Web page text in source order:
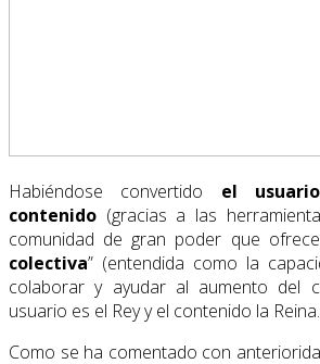
Habiéndose convertido el
contenido (gracias a las
comunidad de gran poder que
colectiva” (entendida como la
colaborar y ayudar al aumento del
usuario es el Rey y el contenido la Reina.
Como se ha comentado con